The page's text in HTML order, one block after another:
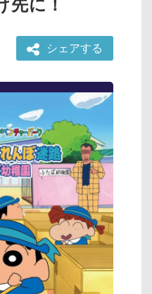
先に！
シェアする